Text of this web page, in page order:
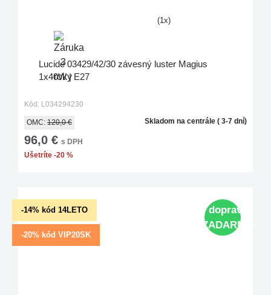
(1x)
Lucide 03429/42/30 závesný luster Magius
1x40W | E27
Kód: L034294230
OMC: 120,0 €
96,0 € s DPH
Ušetríte -20 %
Skladom na centrále ( 3-7 dní)
-14% kód 14LETO
-20% kód VIP20SK
doprava
ZADARMO